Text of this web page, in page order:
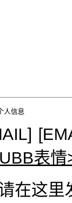
人信息
表情
在这里